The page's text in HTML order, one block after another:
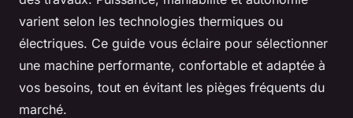
varient selon les technologies thermiques ou
électriques. Ce guide vous éclaire pour sélectionner
une machine performante, confortable et adaptée à
vos besoins, tout en évitant les pièges fréquents du
marché.